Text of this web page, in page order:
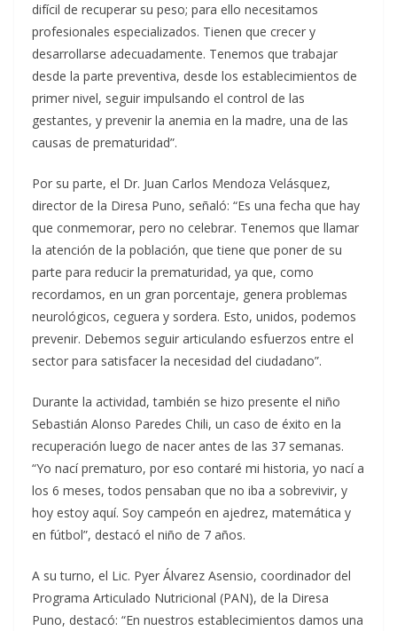
difícil de recuperar su peso; para ello necesitamos
profesionales especializados. Tienen que crecer y
desarrollarse adecuadamente. Tenemos que trabajar
desde la parte preventiva, desde los establecimientos de
primer nivel, seguir impulsando el control de las
gestantes, y prevenir la anemia en la madre, una de las
causas de prematuridad”.
Por su parte, el Dr. Juan Carlos Mendoza Velásquez,
director de la Diresa Puno, señaló: “Es una fecha que hay
que conmemorar, pero no celebrar. Tenemos que llamar
la atención de la población, que tiene que poner de su
parte para reducir la prematuridad, ya que, como
recordamos, en un gran porcentaje, genera problemas
neurológicos, ceguera y sordera. Esto, unidos, podemos
prevenir. Debemos seguir articulando esfuerzos entre el
sector para satisfacer la necesidad del ciudadano”.
Durante la actividad, también se hizo presente el niño
Sebastián Alonso Paredes Chili, un caso de éxito en la
recuperación luego de nacer antes de las 37 semanas.
“Yo nací prematuro, por eso contaré mi historia, yo nací a
los 6 meses, todos pensaban que no iba a sobrevivir, y
hoy estoy aquí. Soy campeón en ajedrez, matemática y
en fútbol”, destacó el niño de 7 años.
A su turno, el Lic. Pyer Álvarez Asensio, coordinador del
Programa Articulado Nutricional (PAN), de la Diresa
Puno, destacó: “En nuestros establecimientos damos una